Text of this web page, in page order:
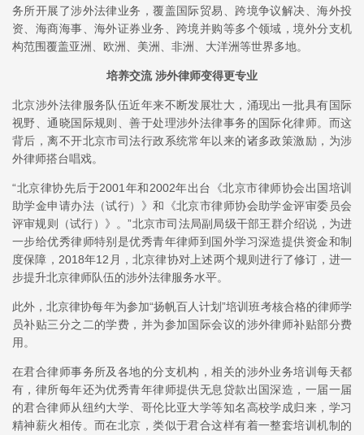
务所开展了涉外法律业务，覆盖国际贸易、跨境争议解决、海外投
资、海商海事、海外证券业务、跨境并购等多个领域，境外分支机
构范围覆盖亚洲、欧洲、美洲、非洲、大洋洲等世界多地。
培养交流 涉外律师变得更专业
北京涉外法律服务队伍近年来不断发展壮大，涌现出一批具有国际
视野、通晓国际规则、善于处理涉外法律事务的国际化律师。而这
背后，离不开北京市司法行政系统常年以来的诸多政策激励，为涉
外律师搭台唱戏。
“北京律协先后于2001年和2002年出台《北京市律师协会出国培训
助学金申请办法（试行）》和《北京市律师协会助学金评审委员会
评审规则（试行）》。”北京市司法局副局级干部王群介绍说，为进
一步给优秀律师特别是优秀青年律师到国外学习深造提供资金和制
度保障，2018年12月，北京律协对上述两个规则进行了修订，进一
步提升北京律师队伍的涉外法律服务水平。
此外，北京律协每年为参加“扬帆百人计划”培训班考核合格的律师学
员补贴三分之二的学费，并为参加国际会议的涉外律师补贴部分费
用。
在君合律师事务所及各地的分支机构，相关的涉外业务培训每天都
有，律所每年还为优秀青年律师提供无息贷款出国深造，一届一届
的君合律师从纽约大学、哥伦比亚大学等知名高校学成归来，学习
精神薪火相传。而在北京，类似于君合这样有着一整套培训机制的